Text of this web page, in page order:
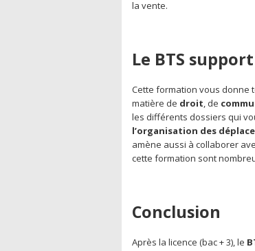
la vente.
Le BTS
Cette formation vous donne
matière de droit, de
les différents dossiers qui
l’organisation des
amène aussi à collaborer
cette formation sont
Conclusion
Après la licence (bac + 3), le